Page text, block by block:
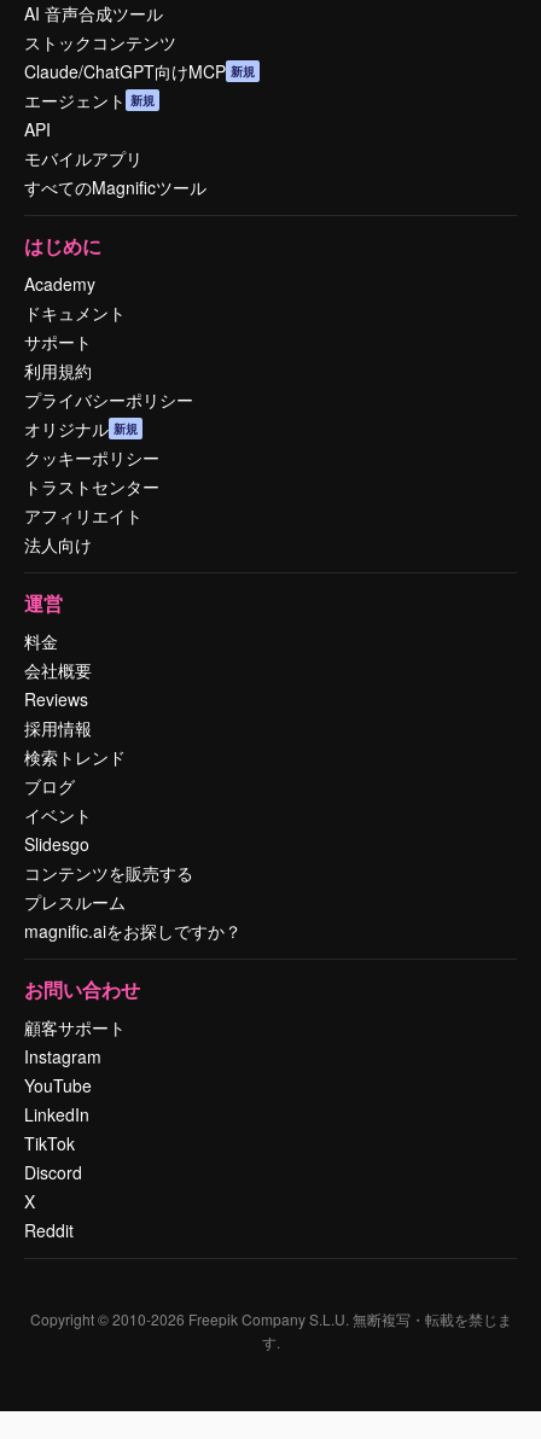
AI 音声合成ツール
ストックコンテンツ
Claude/ChatGPT向けMCP 新規
エージェント 新規
API
モバイルアプリ
すべてのMagnificツール
はじめに
Academy
ドキュメント
サポート
利用規約
プライバシーポリシー
オリジナル 新規
クッキーポリシー
トラストセンター
アフィリエイト
法人向け
運営
料金
会社概要
Reviews
採用情報
検索トレンド
ブログ
イベント
Slidesgo
コンテンツを販売する
プレスルーム
magnific.aiをお探しですか？
お問い合わせ
顧客サポート
Instagram
YouTube
LinkedIn
TikTok
Discord
X
Reddit
Copyright © 2010-2026 Freepik Company S.L.U. 無断複写・転載を禁じま
す.